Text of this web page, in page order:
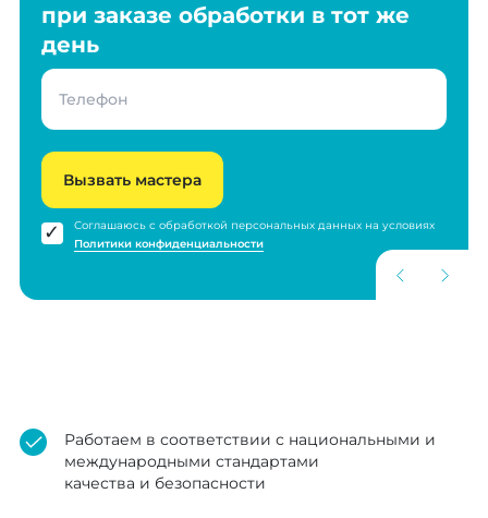
при заказе обработки в тот же
день
Вызвать мастера
Соглашаюсь с обработкой персональных данных на условиях
Политики конфиденциальности
Работаем в соответствии с национальными и
международными стандартами
качества и безопасности